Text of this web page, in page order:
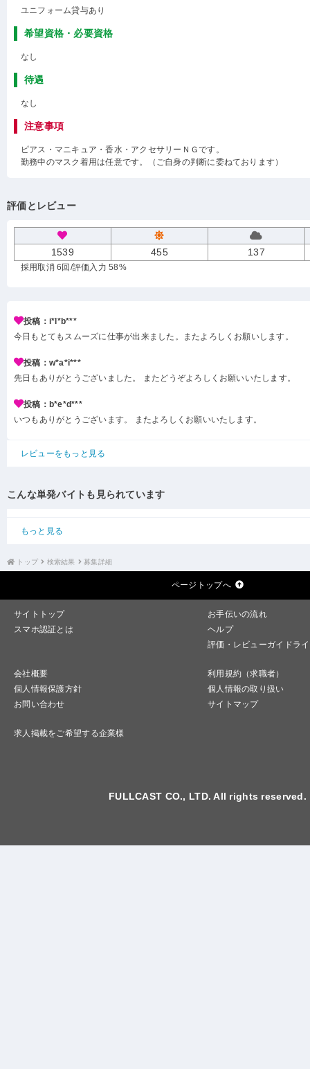
ユニフォーム貸与あり
希望資格・必要資格
なし
待遇
なし
注意事項
ピアス・マニキュア・香水・アクセサリーＮＧです。
勤務中のマスク着用は任意です。（ご自身の判断に委ねております）
評価とレビュー
1539 455 137
採用取消 6回 /評価入力 58%
投稿：i*l*b***
今日もとてもスムーズに仕事が出来ました。またよろしくお願いします。
投稿：w*a*i***
先日もありがとうございました。 またどうぞよろしくお願いいたします。
投稿：b*e*d***
いつもありがとうございます。 またよろしくお願いいたします。
レビューをもっと見る
こんな単発バイトも見られています
もっと見る
トップ 検索結果 募集詳細
ページトップへ
サイトトップ
お手伝いの流れ
スマホ認証とは
ヘルプ
評価・レビューガイドラ
会社概要
利用規約（求職者）
個人情報保護方針
個人情報の取り扱い
お問い合わせ
サイトマップ
求人掲載をご希望する企業様
FULLCAST CO., LTD. All rights reserved.